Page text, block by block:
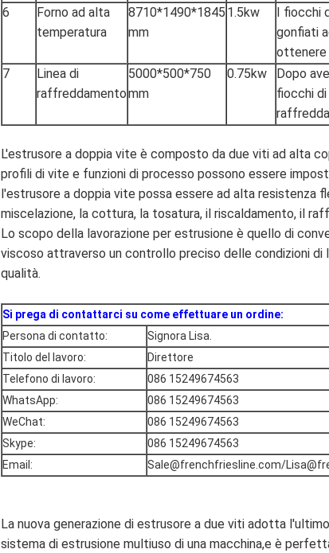
6
Forno ad alta
temperatura
8710*1490*1845
mm
1.5kw
I fiocchi
gonfiati
ottenere
7
Linea di
raffreddamento
5000*500*750
mm
0.75kw
Dopo
fiocchi
L'estrusore a doppia vite è composto da due viti ad alta
profili di vite e funzioni di processo possono essere
l'estrusore a doppia vite possa essere ad alta resistenza
miscelazione, la cottura, la tosatura, il riscaldamento, il
Lo scopo della lavorazione per estrusione è quello di
viscoso attraverso un controllo preciso delle condizioni
qualità.
Si prega di contattarci su come effettuare un ordine:
Persona di contatto:
Signora Lisa.
Titolo del lavoro:
Direttore
Telefono di lavoro:
086 15249674563
WhatsApp:
086 15249674563
WeChat:
086 15249674563
Skype:
086 15249674563
Email:
Sale@frenchfriesline.com/
La nuova generazione di estrusore a due viti adotta
sistema di estrusione multiuso di una macchina,e è